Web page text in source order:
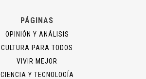
PÁGINAS
OPINIÓN Y ANÁLISIS
CULTURA PARA TODOS
VIVIR MEJOR
CIENCIA Y TECNOLOGÍA